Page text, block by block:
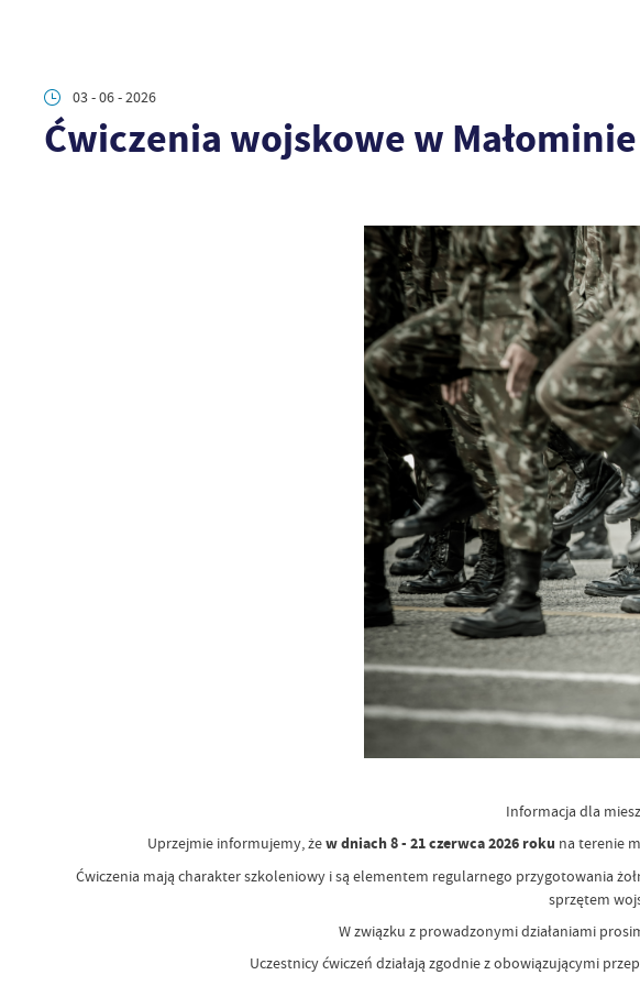
03 - 06 - 2026
Ćwiczenia wojskowe w Małominie
Informacja dla
Uprzejmie informujemy, żew dniach 8 - 21 czerwca 2026 roku na terenie
Ćwiczenia mają charakter szkoleniowy i są elementem regularnego przygotowania
sprzętem
W związku z prowadzonymi działaniami
Uczestnicy ćwiczeń działają zgodnie z obowiązującymi